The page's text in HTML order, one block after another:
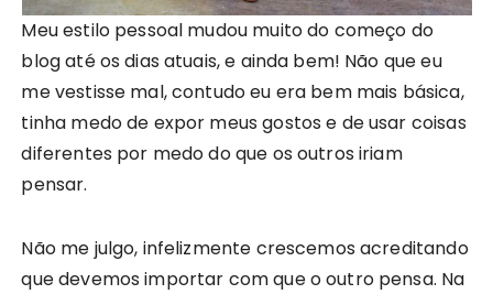
Meu estilo pessoal mudou muito do começo do
blog até os dias atuais, e ainda bem! Não que eu
me vestisse mal, contudo eu era bem mais básica,
tinha medo de expor meus gostos e de usar coisas
diferentes por medo do que os outros iriam
pensar.
Não me julgo, infelizmente crescemos acreditando
que devemos importar com que o outro pensa. Na